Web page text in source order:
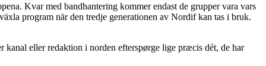
Kvar med bandhantering kommer endast de grupper vara vars
program när den tredje generationen av Nordif kan tas i bruk.
kanal eller redaktion i norden efterspørge lige præcis dét, de har